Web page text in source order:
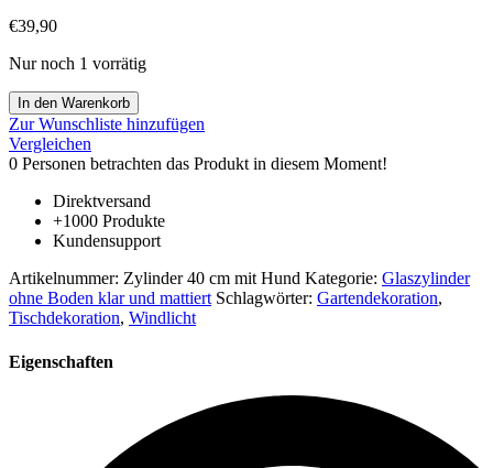
€39,90
Nur noch 1 vorrätig
Windlicht
großer
Glaszylinder
ohne
Gravur
Hund
Öffnung
unten
und
ca.
In den Warenkorb
Zur Wunschliste hinzufügen
Vergleichen
0 Personen betrachten das Produkt in diesem Moment!
Direktversand
+1000 Produkte
Kundensupport
Artikelnummer: Zylinder 40 cm mit Hund Kategorie: Glaszylinder
ohne Boden klar und mattiert Schlagwörter: Gartendekoration,
Tischdekoration, Windlicht
Eigenschaften